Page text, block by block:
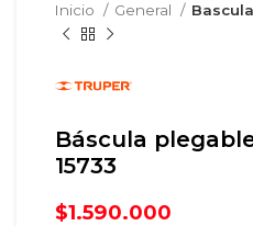
Inicio General
Báscula
15733
$1.590.000